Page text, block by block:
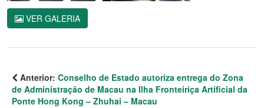
VER GALERIA
Anterior: Conselho de Estado autoriza entrega do Zona
de Administração de Macau na Ilha Fronteiriça Artificial da
Ponte Hong Kong – Zhuhai – Macau